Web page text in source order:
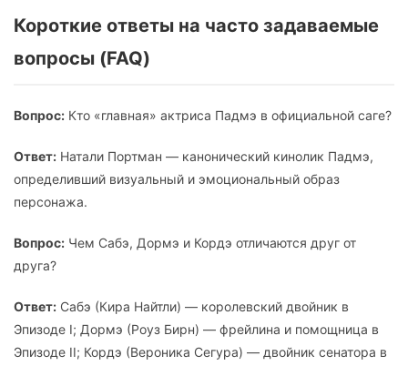
Короткие ответы на часто задаваемые
вопросы (FAQ)
Вопрос: Кто «главная» актриса Падмэ в официальной саге?
Ответ: Натали Портман — канонический кинолик Падмэ,
определивший визуальный и эмоциональный образ
персонажа.
Вопрос: Чем Сабэ, Дормэ и Кордэ отличаются друг от
друга?
Ответ: Сабэ (Кира Найтли) — королевский двойник в
Эпизоде I; Дормэ (Роуз Бирн) — фрейлина и помощница в
Эпизоде II; Кордэ (Вероника Сегура) — двойник сенатора в